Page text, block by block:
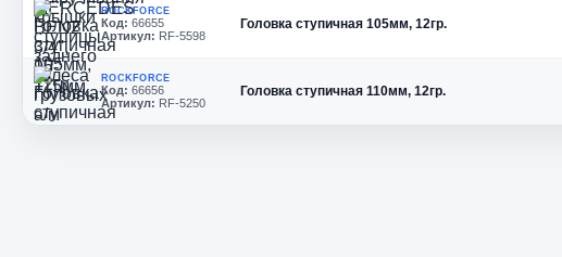
ROCKFORCE
Код: 66655
Артикул: RF-5598
Головка ступичная 105мм, 12гр.
ROCKFORCE
Код: 66656
Артикул: RF-5250
Головка ступичная 110мм, 12гр.